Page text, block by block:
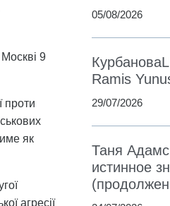
9
проти
як
агресії
05/08/2026
Ramis
29/07/2026
Таня
истинное